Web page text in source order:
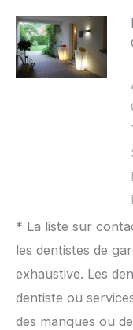
* La liste sur
les dentistes de
exhaustive. Les
dentiste ou
des manques ou